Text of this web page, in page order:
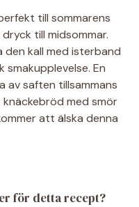
till sommarens
till midsommar.
kall med isterband
smakupplevelse. En
av saften tillsammans
med smör
att älska denna
för detta recept?